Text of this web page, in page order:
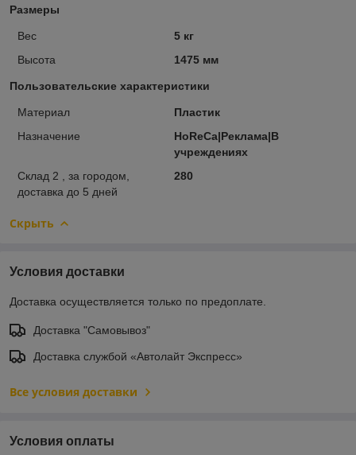
Размеры
Вес
5 кг
Высота
1475 мм
Пользовательские характеристики
Материал
Пластик
Назначение
HoReCa|Реклама|В
учреждениях
Склад 2 , за городом,
доставка до 5 дней
280
Скрыть
Условия доставки
Доставка осуществляется только по предоплате.
Доставка "Самовывоз"
Доставка службой «Автолайт Экспресс»
Все условия доставки
Условия оплаты